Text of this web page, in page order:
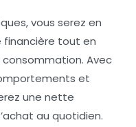
, vous serez en
financière tout en
Avec
et
une nette
au quotidien.